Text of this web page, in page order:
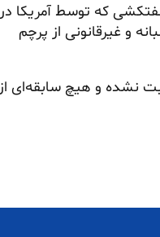
که توسط آمریکا در
و غیرقانونی از پرچم
نشده و هیچ سابقه‌ای از